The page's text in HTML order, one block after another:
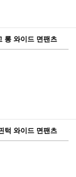
롱 와이드 면팬츠
턱 와이드 면팬츠